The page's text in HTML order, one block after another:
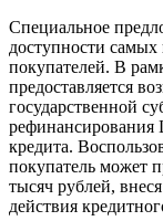
Специальное
доступности
покупателей. В
предоставляется
государственной
кредита.
покупатель может
тысяч рублей,
действия